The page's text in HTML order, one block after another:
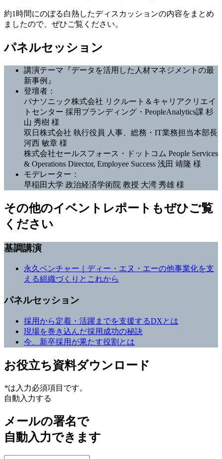
約1時間にのぼる白熱したディスカッションの内容をまとめ
ましたので、ぜひご覧ください。
パネルセッション
講演テーマ『データを活用した人材マネジメントの最
新事例』
登壇者：
パナソニック株式会社 リクルート＆キャリアクリエイ
トセンター 採用ブランディング・PeopleAnalytics課 杉
山 秀樹 様
双日株式会社 執行役員 人事、総務・IT業務担当本部長
河西 敏章 様
株式会社セールスフォース・ドットコム People Services
& Operations Director, Employee Success 浅田 靖隆 様
モデレーター：
早稲田大学 政治経済学術院 教授 大湾 秀雄 様
その他のイベントレポートもぜひご覧
ください
基調講演
永久ベンチャー｜ディー・エヌ・エーの他事業化を支
える組織づくりとこれから
パネルセッション
採用から定着・活躍までを支援するDXとは
現場を巻き込んだ採用成功の秘訣
今、新卒採用が果たす役割とは
お役立ち資料ダウンロード
*は入力必須項目です。
自動入力する
メールの署名で
自動入力できます